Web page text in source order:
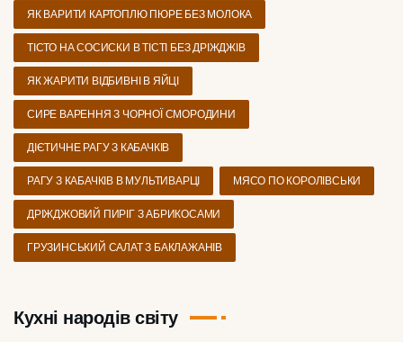
ЯК ВАРИТИ КАРТОПЛЮ ПЮРЕ БЕЗ МОЛОКА
ТІСТО НА СОСИСКИ В ТІСТІ БЕЗ ДРІЖДЖІВ
ЯК ЖАРИТИ ВІДБИВНІ В ЯЙЦІ
СИРЕ ВАРЕННЯ З ЧОРНОЇ СМОРОДИНИ
ДІЄТИЧНЕ РАГУ З КАБАЧКІВ
РАГУ З КАБАЧКІВ В МУЛЬТИВАРЦІ МЯСО ПО КОРОЛІВСЬКИ
ДРІЖДЖОВИЙ ПИРІГ З АБРИКОСАМИ
ГРУЗИНСЬКИЙ САЛАТ З БАКЛАЖАНІВ
Кухні народів світу